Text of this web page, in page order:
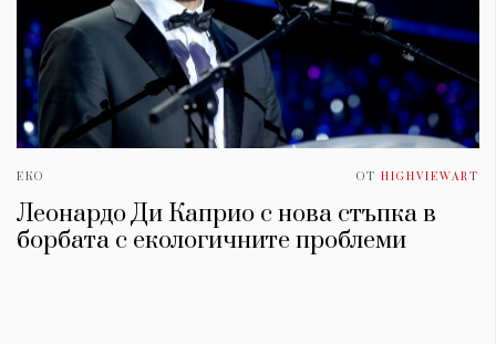
ЕКО ОТ HIGHVIEWART
Леонардо Ди Каприо с нова стъпка в
борбата с екологичните проблеми